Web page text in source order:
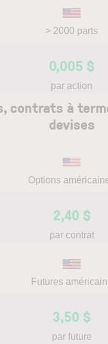
> 2000 parts
0,005 $
par action
contrats à
devises
Options
2,40 $
par contrat
Futures
3,50 $
par future